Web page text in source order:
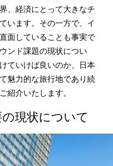
、経済にとって大きなチ
います。その一方で、イ
面していることも事実で
ンド課題の現状につい
ていけば良いのか、日本
魅力的な旅行地であり続
紹介いたします。
現状について